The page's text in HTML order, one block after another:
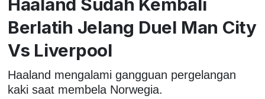
Berlatih Jelang Duel Man City
Vs Liverpool
Haaland mengalami gangguan pergelangan
kaki saat membela Norwegia.